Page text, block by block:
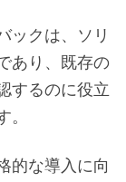
ックは、ソリ
あり、既存の
するのに役立
的な導入に向